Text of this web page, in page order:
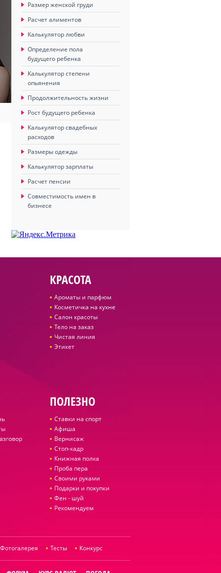
Размер женской груди
Расчет алиментов
Калькулятор любви
Определение пола
будущего ребенка
Калькулятор степени
опьянения
Продолжительность жизни
Рост будущего ребенка
Калькулятор свадебных
расходов
Размеры одежды
Калькулятор зарплаты
Расчет пенсии
Совместимость имен в
бизнесе
КРАСОТА
Ароматы и парфюм
Косметичка на кухне
Салон красоты
Тело на заказ
Чистая линия
Этикет
ПОЛЕЗНО
Ставки на спорт
Афиша
Вернисаж
Стоп-кадр
Книжная полка
Проба пера
Своими руками
Подарки и покупки
Фен - шуй
Рекомендуем
Фотогалерея Тесты Конкурс